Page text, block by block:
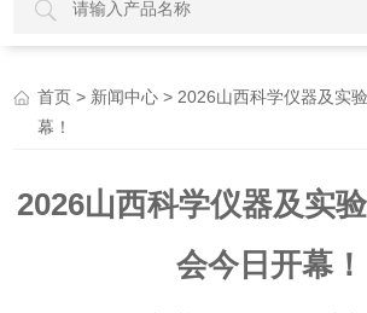
首页 > 新闻中心 > 2026山西科学仪器及实
幕！
2026山西科学仪器及实
会今日开幕！